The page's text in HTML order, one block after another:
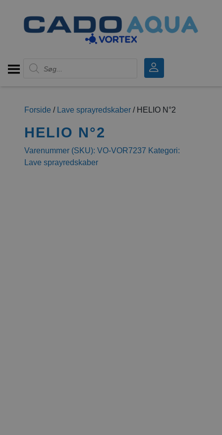
Products search
Forside / Lave sprayredskaber / HELIO N°2
HELIO N°2
Varenummer (SKU): VO-VOR7237 Kategori:
Lave sprayredskaber